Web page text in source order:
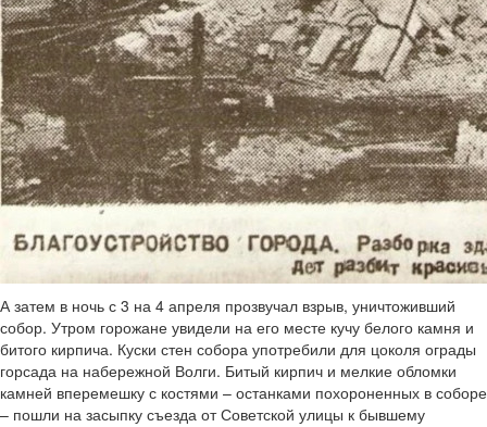
А затем в ночь с 3 на 4 апреля прозвучал взрыв, уничтоживший
собор. Утром горожане увидели на его месте кучу белого камня и
битого кирпича. Куски стен собора употребили для цоколя ограды
горсада на набережной Волги. Битый кирпич и мелкие обломки
камней вперемешку с костями – останками похороненных в соборе
– пошли на засыпку съезда от Советской улицы к бывшему